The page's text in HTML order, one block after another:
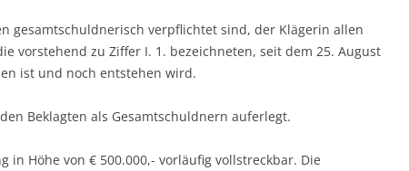
gesamtschuldnerisch verpflichtet sind, der Klägerin allen
vorstehend zu Ziffer I. 1. bezeichneten, seit dem 25. August
ist und noch entstehen wird.
Beklagten als Gesamtschuldnern auferlegt.
in Höhe von € 500.000,- vorläufig vollstreckbar. Die